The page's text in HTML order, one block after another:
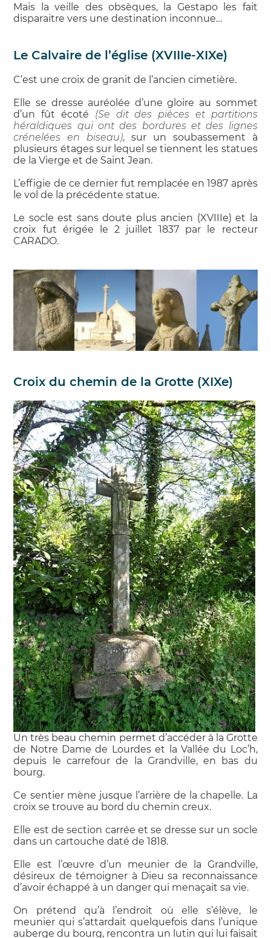
Mais la veille des obsèques, la Gestapo les fait
disparaitre vers une destination inconnue…
Le Calvaire de l’église (XVIIIe-XIXe)
C’est une croix de granit de l’ancien cimetière.
Elle se dresse auréolée d’une gloire au sommet
d’un fût écoté (Se dit des pièces et partitions
héraldiques qui ont des bordures et des lignes
crénelées en biseau), sur un soubassement à
plusieurs étages sur lequel se tiennent les statues
de la Vierge et de Saint Jean.
L’effigie de ce dernier fut remplacée en 1987 après
le vol de la précédente statue.
Le socle est sans doute plus ancien (XVIIIe) et la
croix fut érigée le 2 juillet 1837 par le recteur
CARADO.
Croix du chemin de la Grotte (XIXe)
Un très beau chemin permet d’accéder à la Grotte
de Notre Dame de Lourdes et la Vallée du Loc’h,
depuis le carrefour de la Grandville, en bas du
bourg.
Ce sentier mène jusque l’arrière de la chapelle. La
croix se trouve au bord du chemin creux.
Elle est de section carrée et se dresse sur un socle
dans un cartouche daté de 1818.
Elle est l’œuvre d’un meunier de la Grandville,
désireux de témoigner à Dieu sa reconnaissance
d’avoir échappé à un danger qui menaçait sa vie.
On prétend qu’à l’endroit où elle s’élève, le
meunier qui s’attardait quelquefois dans l’unique
auberge du bourg, rencontra un lutin qui lui faisait